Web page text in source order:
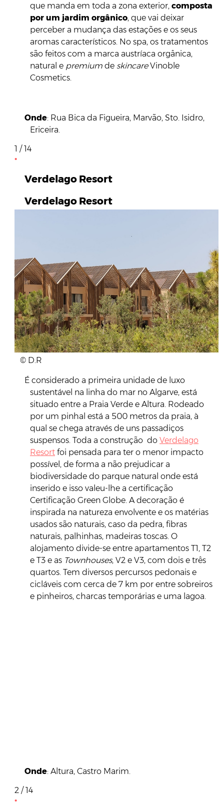
que manda em toda a zona exterior, composta
por um jardim orgânico, que vai deixar
perceber a mudança das estações e os seus
aromas característicos. No spa, os tratamentos
são feitos com a marca austríaca orgânica,
natural e premium de skincareVinoble
Cosmetics.
Onde: Rua Bica da Figueira, Marvão, Sto. Isidro,
Ericeira.
1 / 14
Verdelago Resort
Verdelago Resort
© D.R
É considerado a primeira unidade de luxo
sustentável na linha do mar no Algarve, está
situado entre a Praia Verde e Altura. Rodeado
por um pinhal está a 500 metros da praia, à
qual se chega através de uns passadiços
suspensos. Toda a construção do Verdelago
Resort foi pensada para ter o menor impacto
possível, de forma a não prejudicar a
biodiversidade do parque natural onde está
inserido e isso valeu-lhe a certificação
Certificação Green Globe. A decoração é
inspirada na natureza envolvente e os matérias
usados são naturais, caso da pedra, fibras
naturais, palhinhas, madeiras toscas. O
alojamento divide-se entre apartamentos T1, T2
e T3 e as Townhouses, V2 e V3, com dois e três
quartos. Tem diversos percursos pedonais e
cicláveis com cerca de 7 km por entre sobreiros
e pinheiros, charcas temporárias e uma lagoa.
Onde: Altura, Castro Marim.
2 / 14